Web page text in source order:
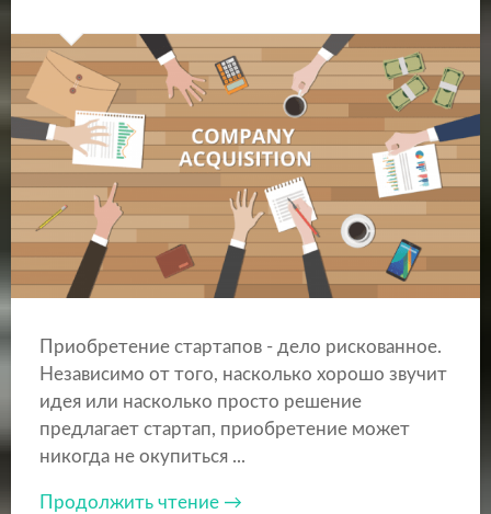
Приобретение стартапов - дело рискованное.
Независимо от того, насколько хорошо звучит
идея или насколько просто решение
предлагает стартап, приобретение может
никогда не окупиться ...
Продолжить чтение →